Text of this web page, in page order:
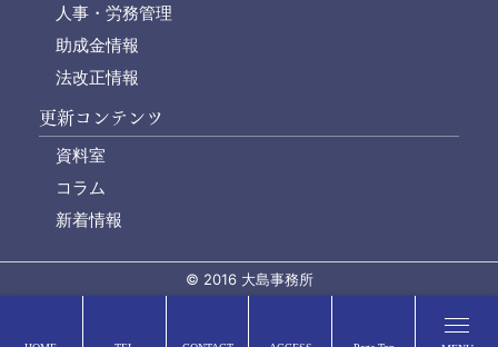
人事・労務管理
助成金情報
法改正情報
更新コンテンツ
資料室
コラム
新着情報
© 2016 大島事務所